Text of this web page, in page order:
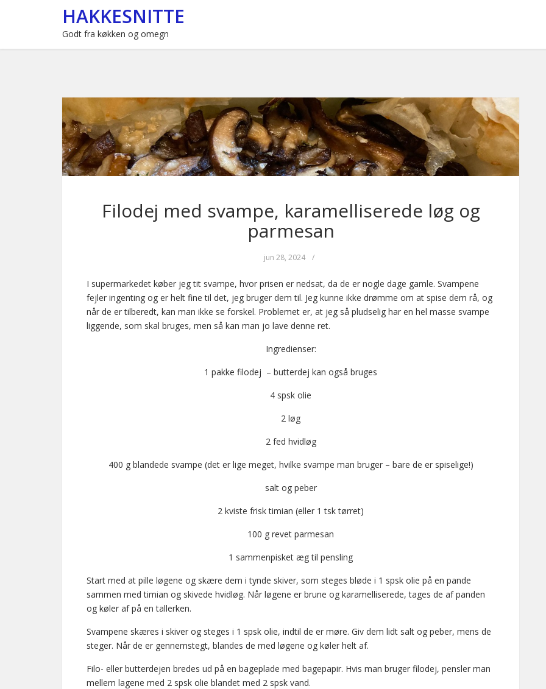
HAKKESNITTE
Godt fra køkken og omegn
Filodej med svampe, karamelliserede løg og
parmesan
jun 28, 2024 /
I supermarkedet køber jeg tit svampe, hvor prisen er nedsat, da de er nogle dage gamle. Svampene
fejler ingenting og er helt fine til det, jeg bruger dem til. Jeg kunne ikke drømme om at spise dem rå, og
når de er tilberedt, kan man ikke se forskel. Problemet er, at jeg så pludselig har en hel masse svampe
liggende, som skal bruges, men så kan man jo lave denne ret.
Ingredienser:
1 pakke filodej – butterdej kan også bruges
4 spsk olie
2 løg
2 fed hvidløg
400 g blandede svampe (det er lige meget, hvilke svampe man bruger – bare de er spiselige!)
salt og peber
2 kviste frisk timian (eller 1 tsk tørret)
100 g revet parmesan
1 sammenpisket æg til pensling
Start med at pille løgene og skære dem i tynde skiver, som steges bløde i 1 spsk olie på en pande
sammen med timian og skivede hvidløg. Når løgene er brune og karamelliserede, tages de af panden
og køler af på en tallerken.
Svampene skæres i skiver og steges i 1 spsk olie, indtil de er møre. Giv dem lidt salt og peber, mens de
steger. Når de er gennemstegt, blandes de med løgene og køler helt af.
Filo- eller butterdejen bredes ud på en bageplade med bagepapir. Hvis man bruger filodej, pensler man
mellem lagene med 2 spsk olie blandet med 2 spsk vand.